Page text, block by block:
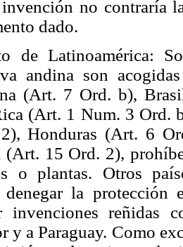
no contraría
dado.
de Latinoamérica:
andina son
(Art. 7 Ord. b),
(Art. 1 Num. 3 Ord.
Honduras (Art. 6
(Art. 15 Ord. 2),
o plantas. Otros
denegar la
invenciones reñidas
y a Paraguay. Como